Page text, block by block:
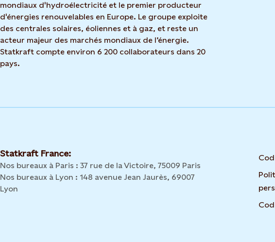
mondiaux d'hydroélectricité et le premier producteur
d'énergies renouvelables en Europe. Le groupe exploite
des centrales solaires, éoliennes et à gaz, et reste un
acteur majeur des marchés mondiaux de l’énergie.
Statkraft compte environ 6 200 collaborateurs dans 20
pays.
Statkraft France:
Nos bureaux à Paris : 37 rue de la Victoire, 75009 Paris
Nos bureaux à Lyon : 148 avenue Jean Jaurès, 69007
Lyon